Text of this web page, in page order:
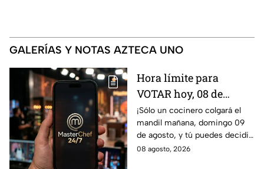
GALERÍAS Y NOTAS AZTECA UNO
Hora límite para
VOTAR hoy, 08 de
agosto, y salvar a tu
cocinero favorito de
MasterChef 24/7
¡Sólo un cocinero colgará el
mandil mañana, domingo 09
de agosto, y tú puedes decidir
quién continúa en la
08 agosto, 2026